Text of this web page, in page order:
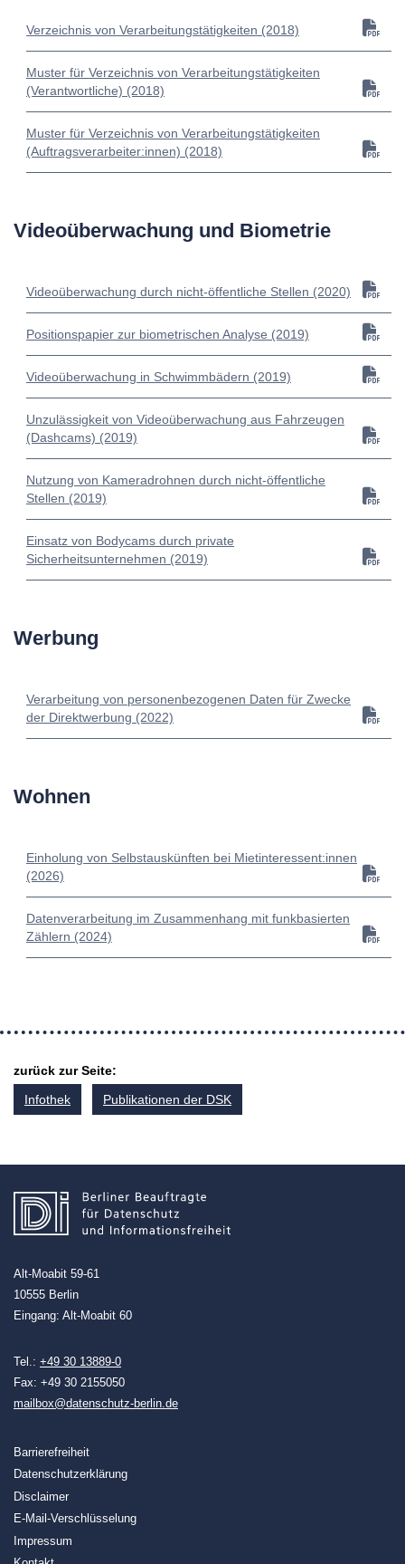
Verzeichnis von Verarbeitungstätigkeiten (2018)
Muster für Verzeichnis von Verarbeitungstätigkeiten
(Verantwortliche) (2018)
Muster für Verzeichnis von Verarbeitungstätigkeiten
(Auftragsverarbeiter:innen) (2018)
Videoüberwachung und Biometrie
Videoüberwachung durch nicht-öffentliche Stellen (2020)
Positionspapier zur biometrischen Analyse (2019)
Videoüberwachung in Schwimmbädern (2019)
Unzulässigkeit von Videoüberwachung aus Fahrzeugen
(Dashcams) (2019)
Nutzung von Kameradrohnen durch nicht-öffentliche
Stellen (2019)
Einsatz von Bodycams durch private
Sicherheitsunternehmen (2019)
Werbung
Verarbeitung von personenbezogenen Daten für Zwecke
der Direktwerbung (2022)
Wohnen
Einholung von Selbstauskünften bei Mietinteressent:innen
(2026)
Datenverarbeitung im Zusammenhang mit funkbasierten
Zählern (2024)
zurück zur Seite:
Infothek
Publikationen der DSK
Alt-Moabit 59-61
10555 Berlin
Eingang: Alt-Moabit 60
Tel.: +49 30 13889-0
Fax: +49 30 2155050
mailbox@datenschutz-berlin.de
Barrierefreiheit
Datenschutzerklärung
Disclaimer
E-Mail-Verschlüsselung
Impressum